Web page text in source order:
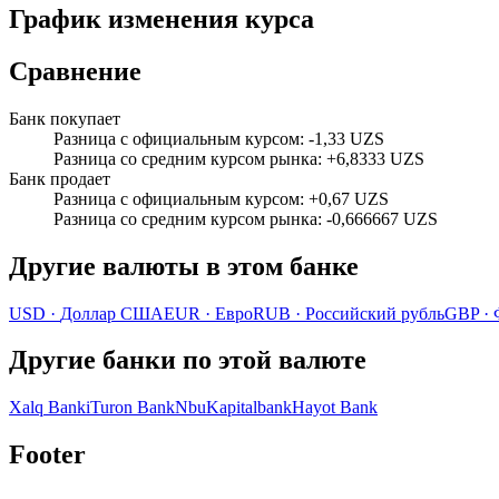
График изменения курса
Сравнение
Банк покупает
Разница с официальным курсом: -1,33 UZS
Разница со средним курсом рынка: +6,8333 UZS
Банк продает
Разница с официальным курсом: +0,67 UZS
Разница со средним курсом рынка: -0,666667 UZS
Другие валюты в этом банке
USD · Доллар СШАEUR · ЕвроRUB · Российский рубльGBP·
Другие банки по этой валюте
Xalq BankiTuron BankNbuKapitalbankHayot Bank
Footer